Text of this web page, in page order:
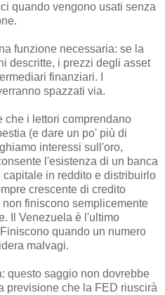
quando vengono usati senza
funzione necessaria: se la
descritte, i prezzi degli asset
finanziari. I
spazzati via.
che i lettori comprendano
(e dare un po' più di
interessi sull'oro,
l'esistenza di un banca
in reddito e distribuirlo
crescente di credito
finiscono semplicemente
Il Venezuela è l'ultimo
quando un numero
malvagi.
questo saggio non dovrebbe
previsione che la FED riuscirà